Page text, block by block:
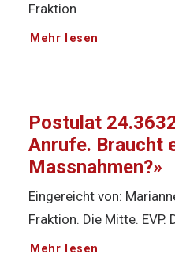
Fraktion
Mehr lesen
Postulat
Anrufe. Braucht
Massnahmen?»
Eingereicht von:
Fraktion. Die Mitte. EVP.
Mehr lesen